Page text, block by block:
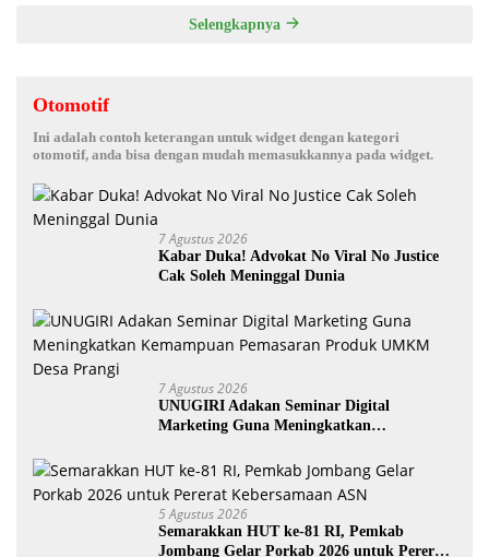
Selengkapnya
Otomotif
Ini adalah contoh keterangan untuk widget dengan kategori
otomotif, anda bisa dengan mudah memasukkannya pada widget.
7 Agustus 2026
Kabar Duka! Advokat No Viral No Justice
Cak Soleh Meninggal Dunia
7 Agustus 2026
UNUGIRI Adakan Seminar Digital
Marketing Guna Meningkatkan
Desa Prangi
5 Agustus 2026
Semarakkan HUT ke-81 RI, Pemkab
Jombang Gelar Porkab 2026 untuk Pererat